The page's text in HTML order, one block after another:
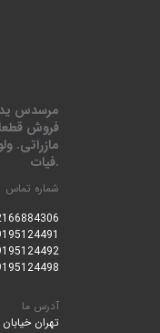
مرسدس
فروش
مازراتی.
.فیات
شماره تماس
6
آدرس ما
تهران